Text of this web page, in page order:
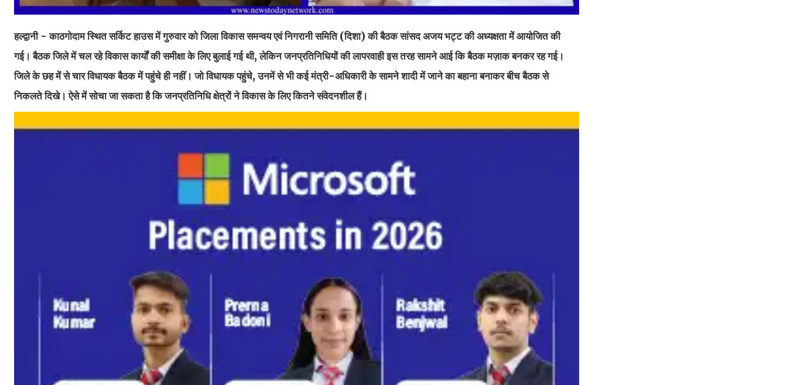
हल्द्वानी - काठगोदाम स्थित सर्किट हाउस में गुरुवार को जिला विकास समन्वय एवं निगरानी समिति (दिशा) की बैठक सांसद अजय भट्ट की अध्यक्षता में आयोजित की
गई। बैठक जिले में चल रहे विकास कार्यों की समीक्षा के लिए बुलाई गई थी, लेकिन जनप्रतिनिधियों की लापरवाही इस तरह सामने आई कि बैठक मज़ाक बनकर रह गई।
जिले के छह में से चार विधायक बैठक में पहुंचे ही नहीं। जो विधायक पहुंचे, उनमें से भी कई मंत्री-अधिकारी के सामने शादी में जाने का बहाना बनाकर बीच बैठक से
निकलते दिखे। ऐसे में सोचा जा सकता है कि जनप्रतिनिधि क्षेत्रों ने विकास के लिए कितने संवेदनशील हैं।